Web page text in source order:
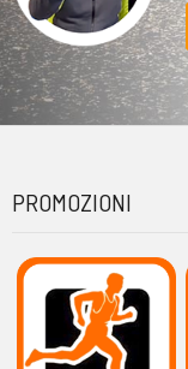
PROMOZIONI